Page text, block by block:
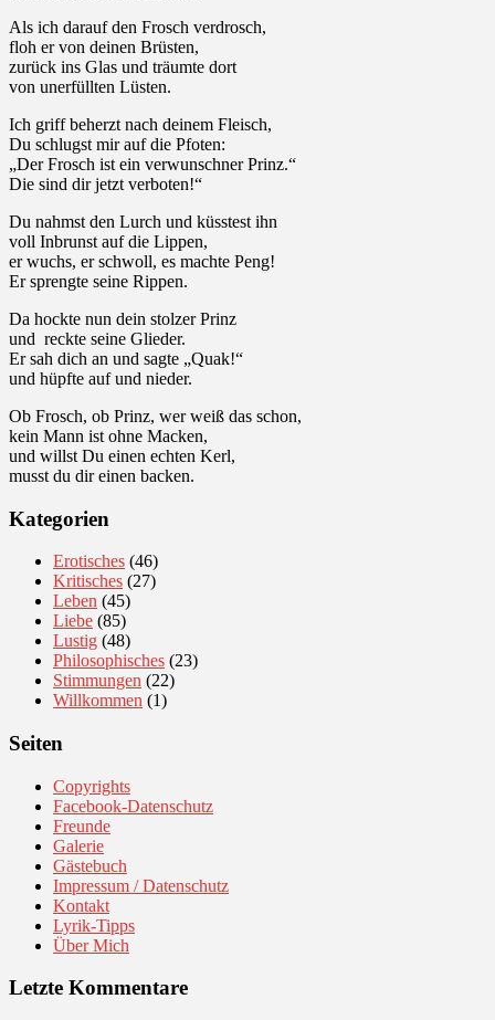
Als ich darauf den Frosch verdrosch,
floh er von deinen Brüsten,
zurück ins Glas und träumte dort
von unerfüllten Lüsten.
Ich griff beherzt nach deinem Fleisch,
Du schlugst mir auf die Pfoten:
„Der Frosch ist ein verwunschner Prinz.“
Die sind dir jetzt verboten!“
Du nahmst den Lurch und küsstest ihn
voll Inbrunst auf die Lippen,
er wuchs, er schwoll, es machte Peng!
Er sprengte seine Rippen.
Da hockte nun dein stolzer Prinz
und reckte seine Glieder.
Er sah dich an und sagte „Quak!“
und hüpfte auf und nieder.
Ob Frosch, ob Prinz, wer weiß das schon,
kein Mann ist ohne Macken,
und willst Du einen echten Kerl,
musst du dir einen backen.
Kategorien
Erotisches (46)
Kritisches (27)
Leben (45)
Liebe (85)
Lustig (48)
Philosophisches (23)
Stimmungen (22)
Willkommen (1)
Seiten
Copyrights
Facebook-Datenschutz
Freunde
Galerie
Gästebuch
Impressum / Datenschutz
Kontakt
Lyrik-Tipps
Über Mich
Letzte Kommentare